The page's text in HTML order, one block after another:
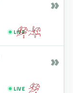
LIVE
LIVE
»